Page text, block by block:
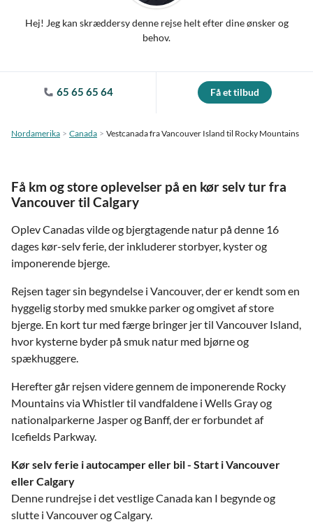
Hej! Jeg kan skræddersy denne rejse helt efter dine ønsker og
behov.
65 65 65 64 Få et tilbud
Nordamerika Canada Vestcanada fra Vancouver Island til Rocky Mountains
Få km og store oplevelser på en kør selv tur fra
Vancouver til Calgary
Oplev Canadas vilde og bjergtagende natur på denne 16
dages kør-selv ferie, der inkluderer storbyer, kyster og
imponerende bjerge.
Rejsen tager sin begyndelse i Vancouver, der er kendt som en
hyggelig storby med smukke parker og omgivet af store
bjerge. En kort tur med færge bringer jer til Vancouver Island,
hvor kysterne byder på smuk natur med bjørne og
spækhuggere.
Herefter går rejsen videre gennem de imponerende Rocky
Mountains via Whistler til vandfaldene i Wells Gray og
nationalparkerne Jasper og Banff, der er forbundet af
Icefields Parkway.
Kør selv ferie i autocamper eller bil - Start i Vancouver
eller Calgary
Denne rundrejse i det vestlige Canada kan I begynde og
slutte i Vancouver og Calgary.